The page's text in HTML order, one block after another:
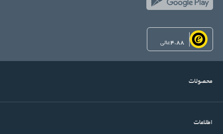
4.88عالی
محصولات
اطلاعات